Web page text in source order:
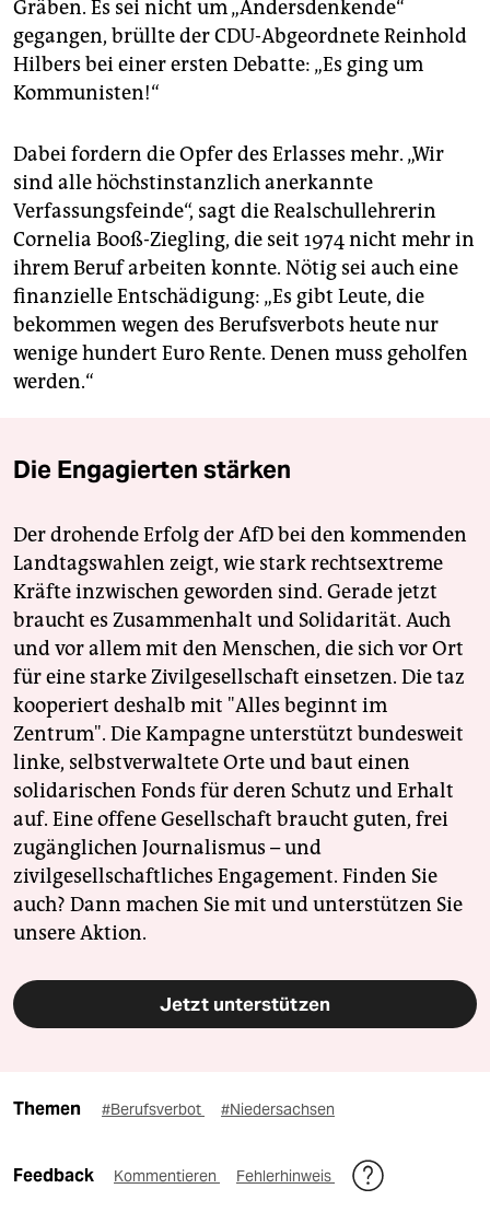
Gräben. Es sei nicht um „Andersdenkende“
gegangen, brüllte der CDU-Abgeordnete Reinhold
Hilbers bei einer ersten Debatte: „Es ging um
Kommunisten!“
Dabei fordern die Opfer des Erlasses mehr. „Wir
sind alle höchstinstanzlich anerkannte
Verfassungsfeinde“, sagt die Realschullehrerin
Cornelia Booß-Ziegling, die seit 1974 nicht mehr in
ihrem Beruf arbeiten konnte. Nötig sei auch eine
finanzielle Entschädigung: „Es gibt Leute, die
bekommen wegen des Berufsverbots heute nur
wenige hundert Euro Rente. Denen muss geholfen
werden.“
Die Engagierten stärken
Der drohende Erfolg der AfD bei den kommenden
Landtagswahlen zeigt, wie stark rechtsextreme
Kräfte inzwischen geworden sind. Gerade jetzt
braucht es Zusammenhalt und Solidarität. Auch
und vor allem mit den Menschen, die sich vor Ort
für eine starke Zivilgesellschaft einsetzen. Die taz
kooperiert deshalb mit "Alles beginnt im
Zentrum". Die Kampagne unterstützt bundesweit
linke, selbstverwaltete Orte und baut einen
solidarischen Fonds für deren Schutz und Erhalt
auf. Eine offene Gesellschaft braucht guten, frei
zugänglichen Journalismus – und
zivilgesellschaftliches Engagement. Finden Sie
auch? Dann machen Sie mit und unterstützen Sie
unsere Aktion.
Jetzt unterstützen
Themen #Berufsverbot #Niedersachsen
Feedback Kommentieren Fehlerhinweis